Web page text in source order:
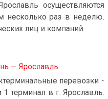
осуществляются
несколько раз в неделю.
лиц и компаний.
— Ярославль
перевозки -
терминал в г. Ярославль.